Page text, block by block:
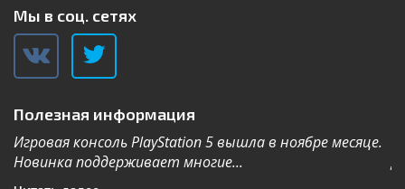
Мы в соц. сетях
Полезная информация
Игровая консоль PlayStation 5 вышла в ноябре месяце.
Новинка поддерживает многие...